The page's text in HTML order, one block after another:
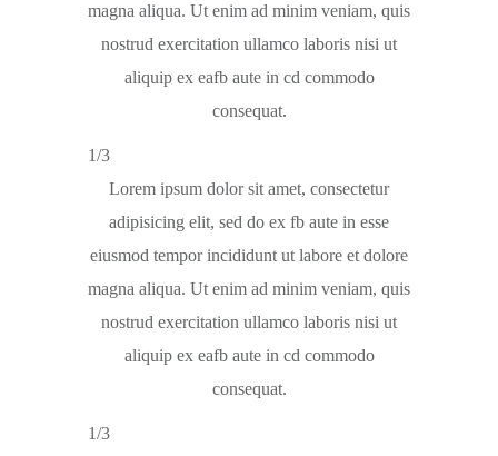
magna aliqua. Ut enim ad minim veniam, quis
nostrud exercitation ullamco laboris nisi ut
aliquip ex eafb aute in cd commodo
consequat.
1/3
Lorem ipsum dolor sit amet, consectetur
adipisicing elit, sed do ex fb aute in esse
eiusmod tempor incididunt ut labore et dolore
magna aliqua. Ut enim ad minim veniam, quis
nostrud exercitation ullamco laboris nisi ut
aliquip ex eafb aute in cd commodo
consequat.
1/3